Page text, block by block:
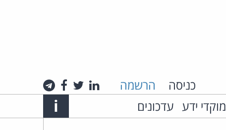
כניסה הרשמה לינקדאין
טוויטרפייסבוק
מוקדי ידע עדכונים Info
i